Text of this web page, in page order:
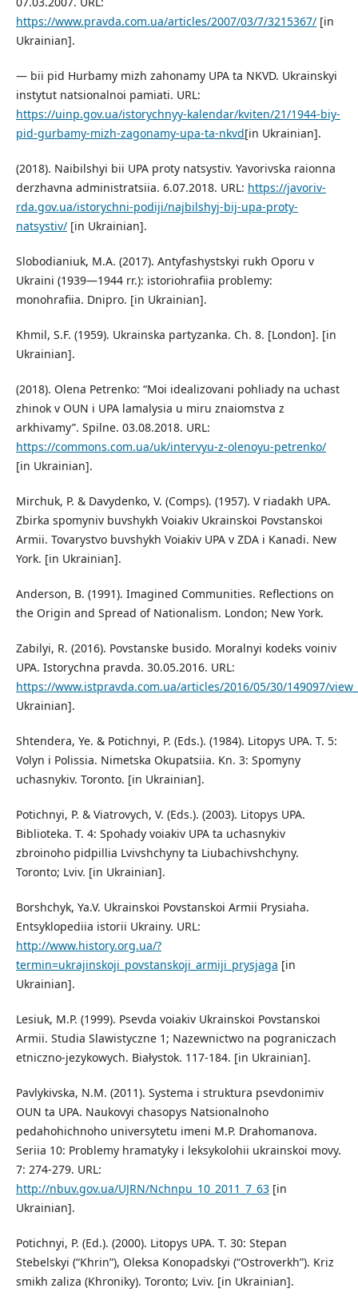
https://www.pravda.com.ua/articles/2007/03/7/3215367/[in
Ukrainian].
— bii pid Hurbamy mizh zahonamy UPA ta NKVD. Ukrainskyi
instytut natsionalnoi pamiati. URL:
https://uinp.gov.ua/istorychnyy-kalendar/kviten/21/1944-biy-
pid-gurbamy-mizh-zagonamy-upa-ta-nkvd[in Ukrainian].
(2018). Naibilshyi bii UPA proty natsystiv. Yavorivska raionna
derzhavna administratsiia. 6.07.2018. URL: https://javoriv-
rda.gov.ua/istorychni-podiji/najbilshyj-bij-upa-proty-
natsystiv/[in Ukrainian].
Slobodianiuk, M.A. (2017). Antyfashystskyi rukh Oporu v
Ukraini (1939—1944 rr.): istoriohrafiia problemy:
monohrafiia. Dnipro. [in Ukrainian].
Khmil, S.F. (1959). Ukrainska partyzanka. Ch. 8. [London]. [in
Ukrainian].
(2018). Olena Petrenko: “Moi idealizovani pohliady na uchast
zhinok v OUN i UPA lamalysia u miru znaiomstva z
arkhivamy”. Spilne. 03.08.2018. URL:
https://commons.com.ua/uk/intervyu-z-olenoyu-petrenko/
[in Ukrainian].
Mirchuk, P. & Davydenko, V. (Comps). (1957). V riadakh UPA.
Zbirka spomyniv buvshykh Voiakiv Ukrainskoi Povstanskoi
Armii. Tovarystvo buvshykh Voiakiv UPA v ZDA i Kanadi. New
York. [in Ukrainian].
Anderson, B. (1991). Imagined Communities. Reflections on
the Origin and Spread of Nationalism. London; New York.
Zabilyi, R. (2016). Povstanske busido. Moralnyi kodeks voiniv
UPA. Istorychna pravda. 30.05.2016. URL:
https://www.istpravda.com.ua/articles/2016/05/30/149097/
Ukrainian].
Shtendera, Ye. & Potichnyi, P. (Eds.). (1984). Litopys UPA. T. 5:
Volyn i Polissia. Nimetska Okupatsiia. Kn. 3: Spomyny
uchasnykiv. Toronto. [in Ukrainian].
Potichnyi, P. & Viatrovych, V. (Eds.). (2003). Litopys UPA.
Biblioteka. T. 4: Spohady voiakiv UPA ta uchasnykiv
zbroinoho pidpillia Lvivshchyny ta Liubachivshchyny.
Toronto; Lviv. [in Ukrainian].
Borshchyk, Ya.V. Ukrainskoi Povstanskoi Armii Prysiaha.
Entsyklopediia istorii Ukrainy. URL:
http://www.history.org.ua/?
termin=ukrajinskoji_povstanskoji_armiji_prysjaga [in
Ukrainian].
Lesiuk, M.P. (1999). Psevda voiakiv Ukrainskoi Povstanskoi
Armii. Studia Slawistyczne 1; Nazewnictwo na pograniczach
etniczno-jezykowych. Białystok. 117-184. [in Ukrainian].
Pavlykivska, N.M. (2011). Systema i struktura psevdonimiv
OUN ta UPA. Naukovyi chasopys Natsionalnoho
pedahohichnoho universytetu imeni M.P. Drahomanova.
Seriia 10: Problemy hramatyky i leksykolohii ukrainskoi movy.
7: 274-279. URL:
http://nbuv.gov.ua/UJRN/Nchnpu_10_2011_7_63[in
Ukrainian].
Potichnyi, P. (Ed.). (2000). Litopys UPA. T. 30: Stepan
Stebelskyi (“Khrin”), Oleksa Konopadskyi (“Ostroverkh”). Kriz
smikh zaliza (Khroniky). Toronto; Lviv. [in Ukrainian].